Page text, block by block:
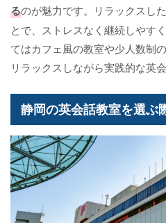
るのが魅力です。リラックスし
とで、ストレスなく継続しやす
てはカフェ風の教室や少人数制
リラックスしながら実践的な英
静岡の英会話教室を選ぶ